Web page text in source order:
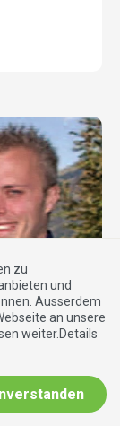
zu
und
Ausserdem
an unsere
weiter.Details